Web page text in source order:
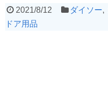
2021/8/12 ダイソー,
ドア用品